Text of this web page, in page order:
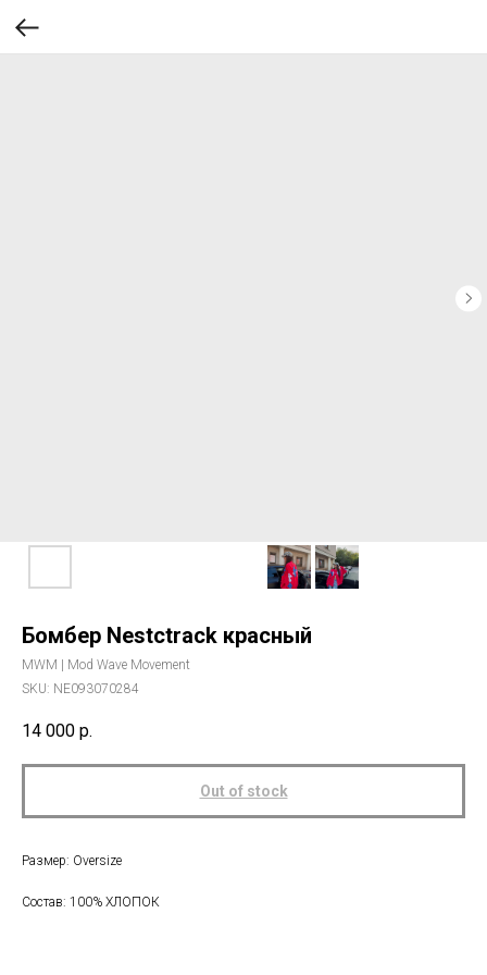
Бомбер Nestctrack красный
MWM | Mod Wave Movement
SKU: NE093070284
14 000 р.
Out of stock
Размер: Oversize
Состав: 100% ХЛОПОК